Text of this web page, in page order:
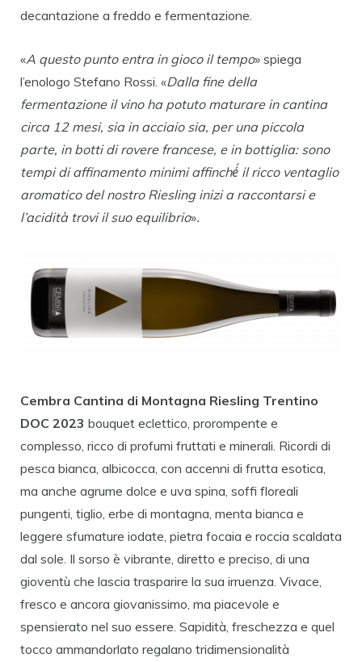
decantazione a freddo e fermentazione.
«A questo punto entra in gioco il tempo» spiega
l’enologo Stefano Rossi. «Dalla fine della
fermentazione il vino ha potuto maturare in cantina
circa 12 mesi, sia in acciaio sia, per una piccola
parte, in botti di rovere francese, e in bottiglia: sono
tempi di affinamento minimi affinché́ il ricco ventaglio
aromatico del nostro Riesling inizi a raccontarsi e
l’acidità trovi il suo equilibrio».
Cembra Cantina di Montagna Riesling Trentino
DOC 2023 bouquet eclettico, prorompente e
complesso, ricco di profumi fruttati e minerali. Ricordi di
pesca bianca, albicocca, con accenni di frutta esotica,
ma anche agrume dolce e uva spina, soffi floreali
pungenti, tiglio, erbe di montagna, menta bianca e
leggere sfumature iodate, pietra focaia e roccia scaldata
dal sole. Il sorso è vibrante, diretto e preciso, di una
gioventù che lascia trasparire la sua irruenza. Vivace,
fresco e ancora giovanissimo, ma piacevole e
spensierato nel suo essere. Sapidità, freschezza e quel
tocco ammandorlato regalano tridimensionalità